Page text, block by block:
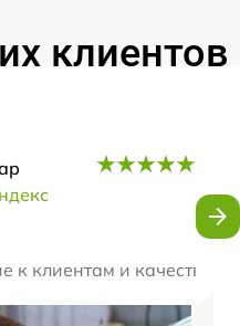
клиентов
к клиентам и качество